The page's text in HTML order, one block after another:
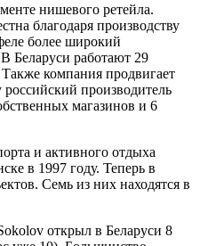
нишевого ретейла.
благодаря производству
более широкий
Беларуси работают 29
компания продвигает
производитель
магазинов и 6
и активного отдыха
в 1997 году. Теперь в
Семь из них находятся в
открыл в Беларуси 8